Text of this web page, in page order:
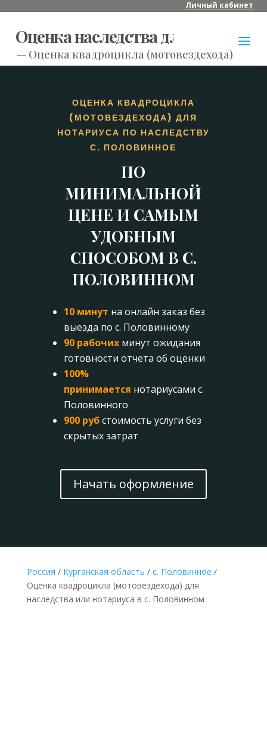
Личный кабинет
Оценка наследства для нотариуса
— Оценка квадроцикла (мотовездехода) для
ОЦЕНКА КВАДРОЦИКЛА
(МОТОВЕЗДЕХОДА) ДЛЯ
НОТАРИУСА ПО НАСЛЕДСТВУ
С. ПОЛОВИННОЕ
ПО
МИНИМАЛЬНОЙ
ЦЕНЕ И САМЫМ
УДОБНЫМ
СПОСОБОМ В С.
ПОЛОВИННОМ
10 минут на онлайн заказ без
выезда по с. Половинному
90 рабочихминут ожидания
готовности отчета об оценки
100%
принимается нотариусами с.
Половинного
900 рубстоимость услуги без
скрытых затрат
Начать оформление
Россия / Курганская область / с. Половинное /
Оценка квадроцикла (мотовездехода) для
наследства или нотариуса в с. Половинном